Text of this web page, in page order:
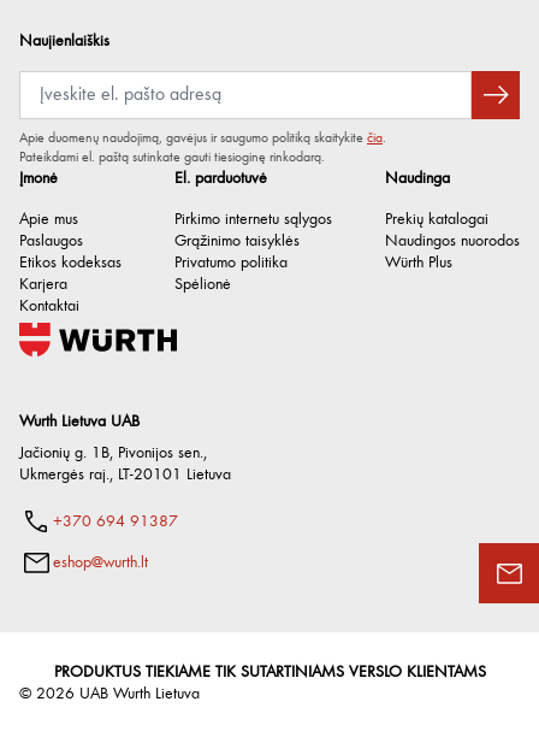
dydis
Aukštis 124 mm
Plotis
Medžiaga Plastikas
Spalva
Wurth Lietuva UAB
Jačionių g. 1B, Pivonijos sen.,
Ukmergės raj., LT-20101 Lietuva
+370 694 91387
eshop@wurth.lt
Įmonė
Apie mus
Paslaugos
Etikos kodeksas
Karjera
Kontaktai
El. parduotuvė
Pirkimo internetu sąlygos
Grąžinimo taisyklės
Privatumo politika
Spėlionė
Naudinga
Prekių katalogai
Naudingos nuorodos
Würth Plus
Naujienlaiškis
Apie duomenų naudojimą, gavėjus ir saugumo politiką skaitykite čia.
Pateikdami el. paštą sutinkate gauti tiesioginę rinkodarą.
PRODUKTUS TIEKIAME TIK SUTARTINIAMS VERSLO KLIENTAMS
© 2026 UAB Wurth Lietuva